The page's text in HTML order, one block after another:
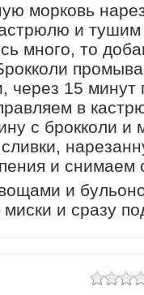
морковь
и тушим
много, то
через 15 минут
в
с брокколи и
и снимаем
и
и сразу